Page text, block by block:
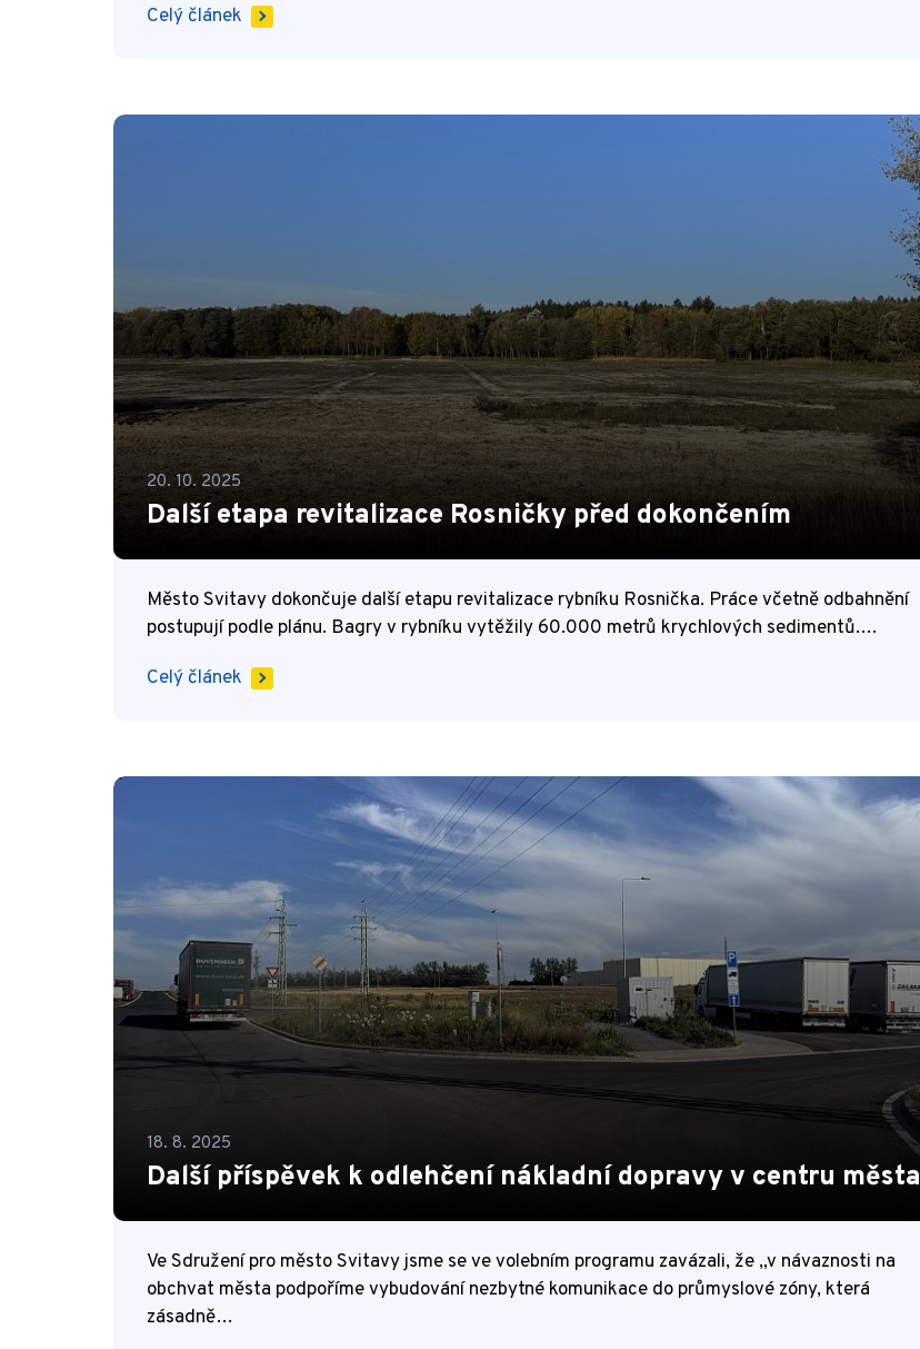
Celý článek
20. 10. 2025
Další etapa revitalizace Rosničky před dokončením
Město Svitavy dokončuje další etapu revitalizace rybníku Rosnička. Práce včetně odbahnění
postupují podle plánu. Bagry v rybníku vytěžily 60.000 metrů krychlových sedimentů.…
Celý článek
18. 8. 2025
Další příspěvek k odlehčení nákladní dopravy v centru města
Ve Sdružení pro město Svitavy jsme se ve volebním programu zavázali, že „v návaznosti na
obchvat města podpoříme vybudování nezbytné komunikace do průmyslové zóny, která
zásadně…